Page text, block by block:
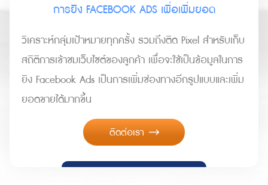
การยิง FACEBOOK ADS เพื่อเพิ่มยอด
วิเคราะห์กลุ่มเป้าหมายทุกครั้ง รวมถึงติด Pixel สำหรับเก็บ
สถิติการเข้าชมเว็บไซต์ของลูกค้า เพื่อจะใช้เป็นข้อมูลในการ
ยิง Facebook Ads เป็นการเพิ่มช่องทางอีกรูปแบบและเพิ่ม
ยอดขายได้มากขึ้น
ติดต่อเรา